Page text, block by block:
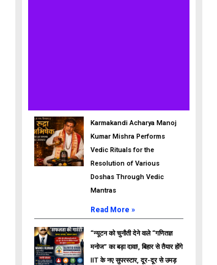
Karmakandi Acharya Manoj
Kumar Mishra Performs
Vedic Rituals for the
Resolution of Various
Doshas Through Vedic
Mantras
Read More »
“न्यूटन को चुनौती देने वाले “गणितज्ञ
मनोज” का बड़ा दावा!, बिहार से तैयार होंगे
IIT के नए सुपरस्टार, दूर-दूर से उमड़